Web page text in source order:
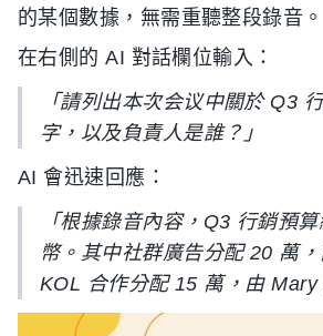
的某個數據，無需重聽整段錄音。
在右側的 AI 對話欄位輸入：
「請列出本次会议中關於 Q3
字，以及負責人是誰？」
AI 會迅速回應：
「根據錄音內容，Q3 行銷預
幣。其中社群廣告分配 20 萬
KOL 合作分配 15 萬，由 Mary